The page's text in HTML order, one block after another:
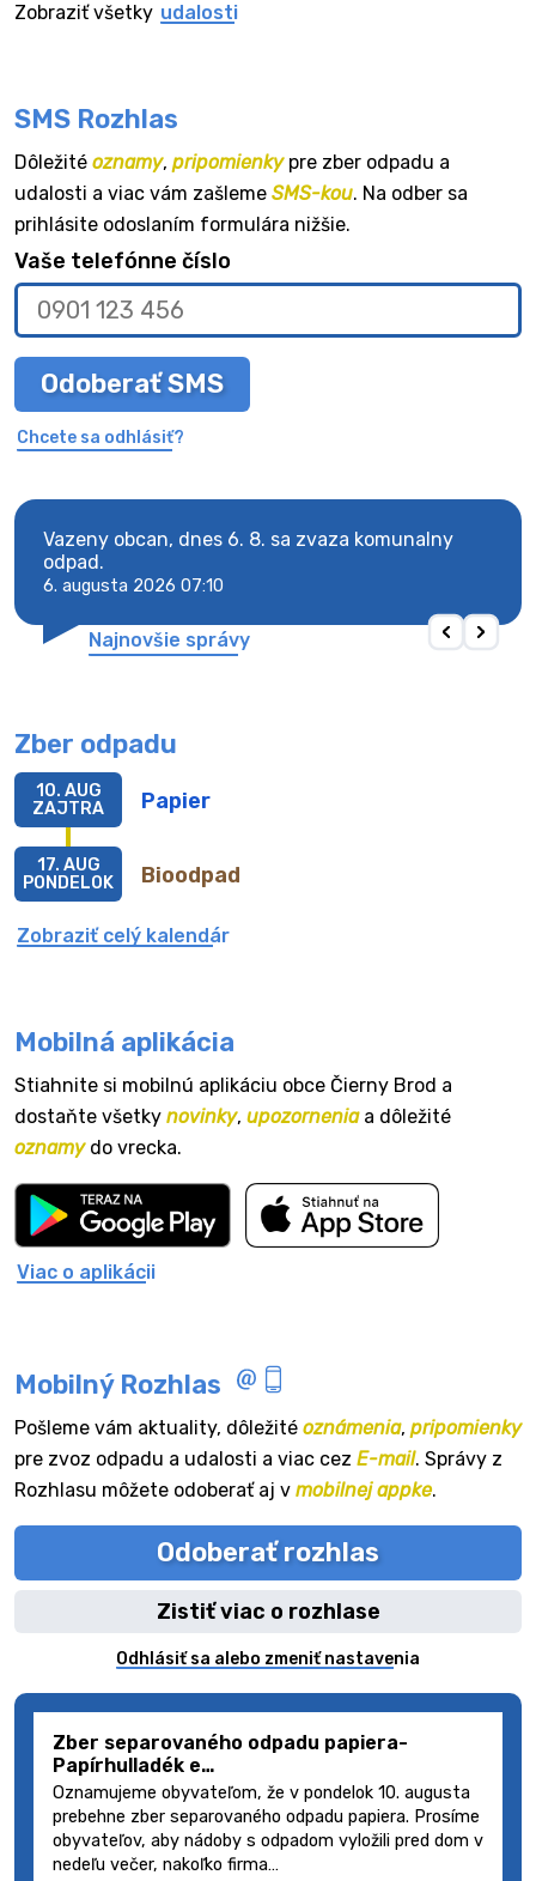
Zobraziť všetky udalosti
SMS Rozhlas
Dôležité oznamy, pripomienkypre zber odpadu a
udalosti a viac vám zašleme SMS-kou. Na odber sa
prihlásite odoslaním formulára nižšie.
Vaše telefónne číslo
Odoberať SMS
Chcete sa odhlásiť?
Vazeny obcan, dnes 6. 8. sa zvaza komunalny
odpad.
6. augusta 2026 07:10
Najnovšie správy
Zber odpadu
Papier
10. AUG
ZAJTRA
Bioodpad
17. AUG
PONDELOK
Zobraziť celý kalendár
Mobilná aplikácia
Stiahnite si mobilnú aplikáciu obce Čierny Brod a
dostaňte všetky novinky, upozorneniaa dôležité
oznamydo vrecka.
Viac o aplikácii
Mobilný Rozhlas
Pošleme vám aktuality, dôležité oznámenia, pripomienky
pre zvoz odpadu a udalosti a viac cez E-mail. Správy z
Rozhlasu môžete odoberať aj v mobilnej appke.
Odoberať rozhlas
Zistiť viac o rozhlase
Odhlásiť sa alebo zmeniť nastavenia
Zber separovaného odpadu papiera-
Papírhulladék e…
Oznamujeme obyvateľom, že v pondelok 10. augusta
prebehne zber separovaného odpadu papiera. Prosíme
obyvateľov, aby nádoby s odpadom vyložili pred dom v
nedeľu večer, nakoľko firma…